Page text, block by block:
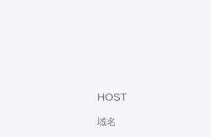
HOST
域名